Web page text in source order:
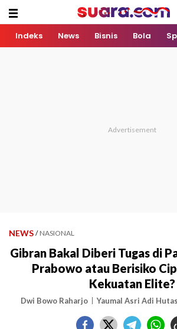
Indeks News Bisnis Bola
NEWS / NASIONAL
Gibran Bakal Diberi Tugas di
Prabowo atau Berisiko
Kekuatan Elite?
Dwi Bowo Raharjo Yaumal Asri Adi